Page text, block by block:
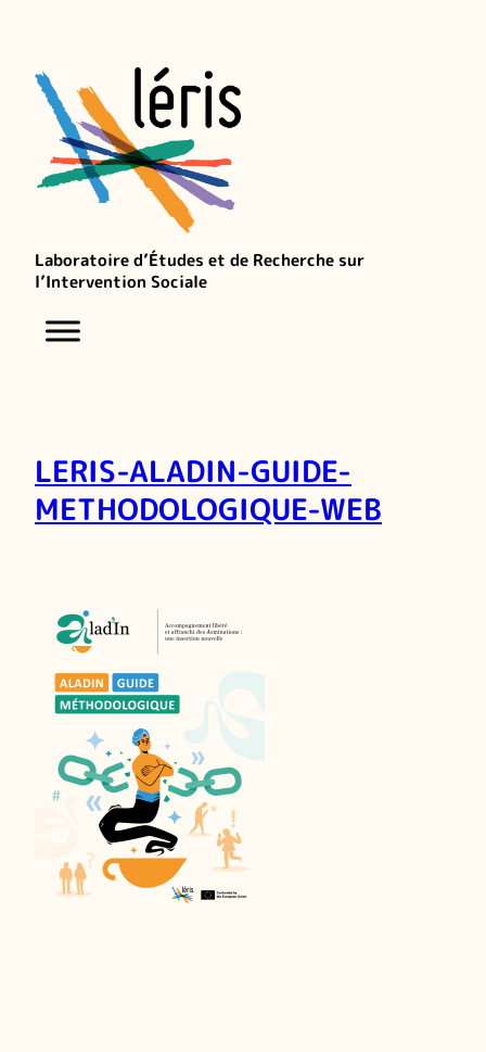
Laboratoire d’Études et de Recherche sur
l’Intervention Sociale
LERIS-ALADIN-GUIDE-
METHODOLOGIQUE-WEB